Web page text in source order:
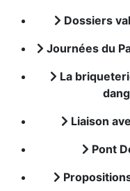
Dossiers
Journées du
La
Liaison
Pont